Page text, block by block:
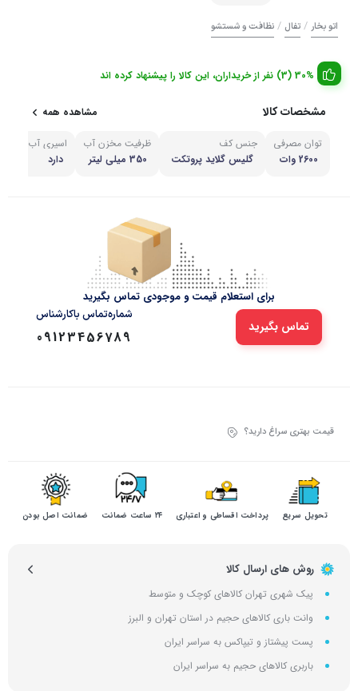
اتو بخار / تفال / نظافت و شستشو
30% (3) نفر از خریداران، این کالا را پیشنهاد کرده اند
مشخصات کالا مشاهده همه
توان مصرفی
2600 وات
جنس کف
گلیس گلاید پروتکت
ظرفیت مخزن آب
350 میلی لیتر
اسپری آب
دارد
برای استعلام قیمت و موجودی تماس بگیرید
تماس بگیرید
شماره‌تماس‌ با‌کارشناس
09123456789
قیمت بهتری سراغ دارید؟
تحویل سریع پرداخت اقساطی و اعتباری ۲۴ ساعت ضمانت ضمانت اصل بودن
روش های ارسال کالا
پیک شهری تهران کالاهای کوچک و متوسط
وانت باری کالاهای حجیم در استان تهران و البرز
پست پیشتاز و تیپاکس به سراسر ایران
باربری کالاهای حجیم به سراسر ایران